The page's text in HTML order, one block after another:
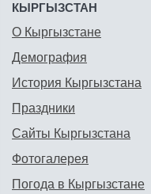
КЫРГЫЗСТАН
О Кыргызстане
Демография
История Кыргызстана
Праздники
Сайты Кыргызстана
Фотогалерея
Погода в Кыргызстане